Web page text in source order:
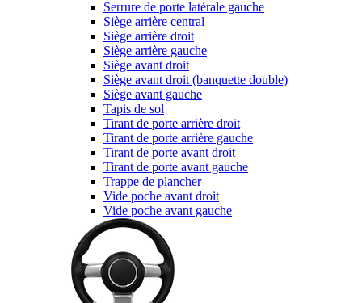
Serrure de porte latérale gauche
Siège arrière central
Siège arrière droit
Siège arrière gauche
Siège avant droit
Siège avant droit (banquette double)
Siège avant gauche
Tapis de sol
Tirant de porte arrière droit
Tirant de porte arrière gauche
Tirant de porte avant droit
Tirant de porte avant gauche
Trappe de plancher
Vide poche avant droit
Vide poche avant gauche